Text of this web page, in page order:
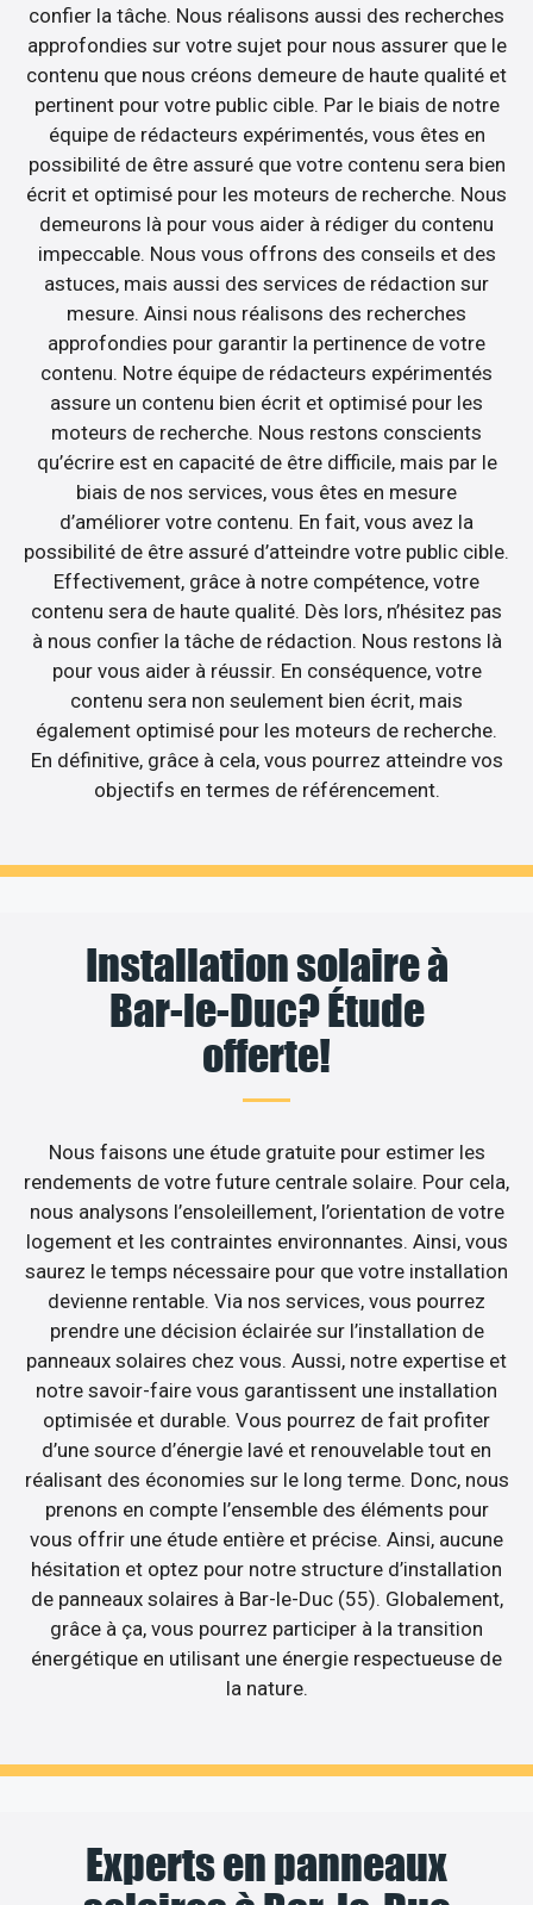
confier la tâche. Nous réalisons aussi des recherches
approfondies sur votre sujet pour nous assurer que le
contenu que nous créons demeure de haute qualité et
pertinent pour votre public cible. Par le biais de notre
équipe de rédacteurs expérimentés, vous êtes en
possibilité de être assuré que votre contenu sera bien
écrit et optimisé pour les moteurs de recherche. Nous
demeurons là pour vous aider à rédiger du contenu
impeccable. Nous vous offrons des conseils et des
astuces, mais aussi des services de rédaction sur
mesure. Ainsi nous réalisons des recherches
approfondies pour garantir la pertinence de votre
contenu. Notre équipe de rédacteurs expérimentés
assure un contenu bien écrit et optimisé pour les
moteurs de recherche. Nous restons conscients
qu’écrire est en capacité de être difficile, mais par le
biais de nos services, vous êtes en mesure
d’améliorer votre contenu. En fait, vous avez la
possibilité de être assuré d’atteindre votre public cible.
Effectivement, grâce à notre compétence, votre
contenu sera de haute qualité. Dès lors, n’hésitez pas
à nous confier la tâche de rédaction. Nous restons là
pour vous aider à réussir. En conséquence, votre
contenu sera non seulement bien écrit, mais
également optimisé pour les moteurs de recherche.
En définitive, grâce à cela, vous pourrez atteindre vos
objectifs en termes de référencement.
Installation solaire à
Bar-le-Duc? Étude
offerte!
Nous faisons une étude gratuite pour estimer les
rendements de votre future centrale solaire. Pour cela,
nous analysons l’ensoleillement, l’orientation de votre
logement et les contraintes environnantes. Ainsi, vous
saurez le temps nécessaire pour que votre installation
devienne rentable. Via nos services, vous pourrez
prendre une décision éclairée sur l’installation de
panneaux solaires chez vous. Aussi, notre expertise et
notre savoir-faire vous garantissent une installation
optimisée et durable. Vous pourrez de fait profiter
d’une source d’énergie lavé et renouvelable tout en
réalisant des économies sur le long terme. Donc, nous
prenons en compte l’ensemble des éléments pour
vous offrir une étude entière et précise. Ainsi, aucune
hésitation et optez pour notre structure d’installation
de panneaux solaires à Bar-le-Duc (55). Globalement,
grâce à ça, vous pourrez participer à la transition
énergétique en utilisant une énergie respectueuse de
la nature.
Experts en panneaux